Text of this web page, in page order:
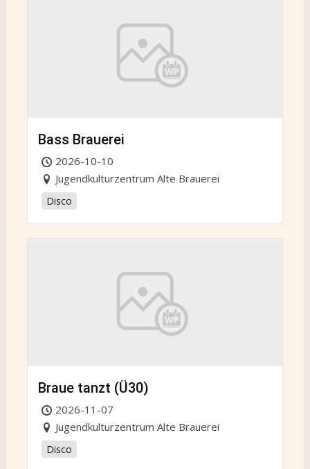
Bass Brauerei
2026-10-10
Jugendkulturzentrum Alte Brauerei
Disco
Braue tanzt (Ü30)
2026-11-07
Jugendkulturzentrum Alte Brauerei
Disco